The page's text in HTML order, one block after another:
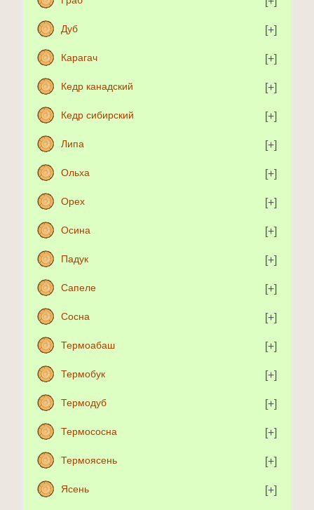
Дуб
Карагач
Кедр канадский
Кедр сибирский
Липа
Ольха
Орех
Осина
Падук
Сапеле
Сосна
Термоабаш
Термобук
Термодуб
Термососна
Термоясень
Ясень